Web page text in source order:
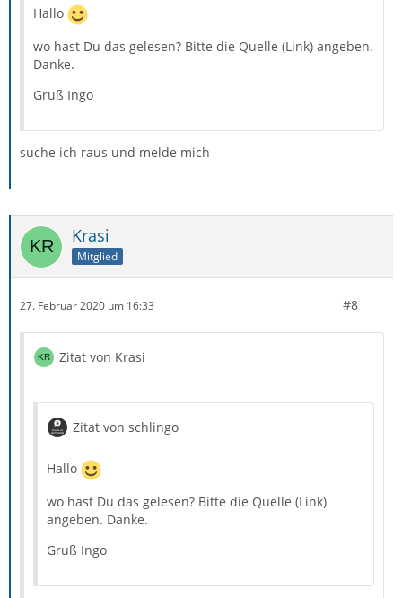
Hallo
wo hast Du das gelesen? Bitte die Quelle (Link) angeben.
Danke.
Gruß Ingo
suche ich raus und melde mich
Krasi
Mitglied
27. Februar 2020 um 16:33 #8
Zitat von Krasi
Zitat von schlingo
Hallo
wo hast Du das gelesen? Bitte die Quelle (Link)
angeben. Danke.
Gruß Ingo